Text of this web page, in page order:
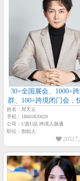
30+全国展会、1000+
群、100+跨境闭门会，
【跨境人脉通-总经理-
姓名：郑天云
手机：18665820020
公司：U选U品 跨境人脉通
职位：创始人